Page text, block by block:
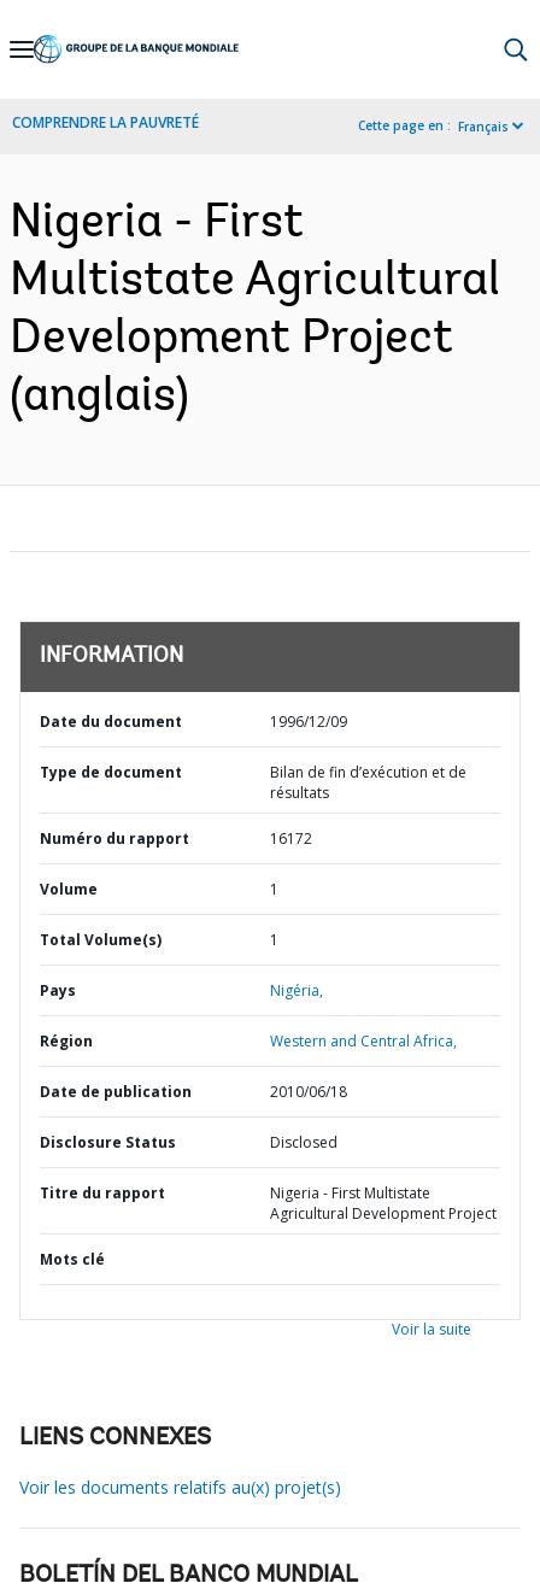
Skip
Navigation
COMPRENDRE LA PAUVRETÉ Cette page en : Français
Nigeria - First
Multistate Agricultural
Development Project
(anglais)
INFORMATION
Date du document 1996/12/09
Type de document
Bilan de fin d’exécution et de
résultats
Numéro du rapport 16172
Volume 1
Total Volume(s) 1
Pays Nigéria,
Région Western and Central Africa,
Date de publication 2010/06/18
Disclosure Status Disclosed
Titre du rapport
Nigeria - First Multistate
Agricultural Development Project
Mots clé
Voir la suite
LIENS CONNEXES
Voir les documents relatifs au(x) projet(s)
BOLETÍN DEL BANCO MUNDIAL